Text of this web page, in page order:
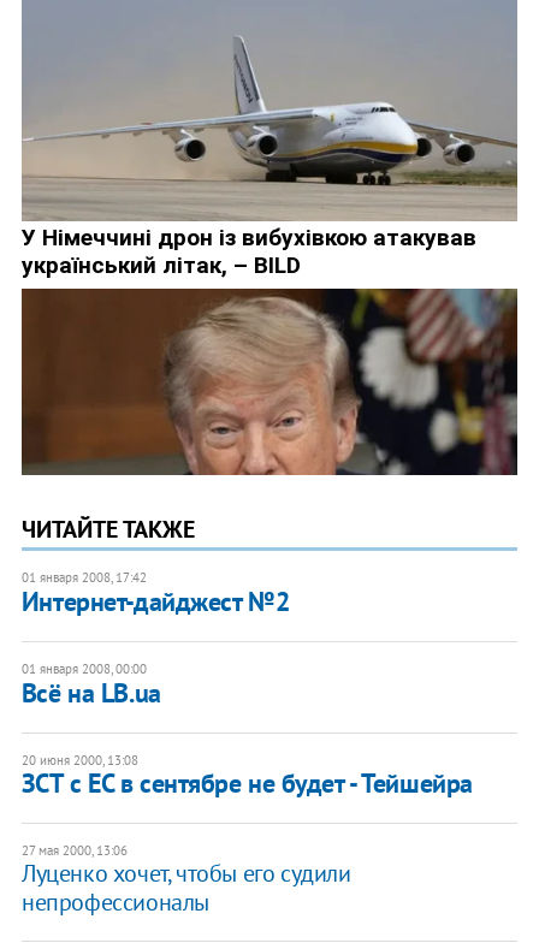
ЧИТАЙТЕ ТАКЖЕ
01 января 2008, 17:42
Интернет-дайджест №2
01 января 2008, 00:00
Всё на LB.ua
20 июня 2000, 13:08
ЗСТ с ЕС в сентябре не будет - Тейшейра
27 мая 2000, 13:06
Луценко хочет, чтобы его судили
непрофессионалы